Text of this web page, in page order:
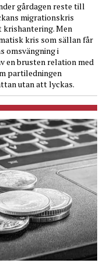
gårdagen reste till
migrationskris
krishantering. Men
kris som sällan får
omsvängning i
en brusten relation med
partiledningen
utan att lyckas.